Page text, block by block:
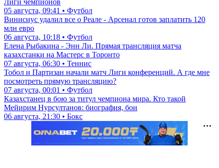
05 августа, 09:41 • Футбол
Винисиус удалил все о Реале - Арсенал готов заплатить 120
млн евро
06 августа, 10:18 • Футбол
Елена Рыбакина - Энн Ли. Прямая трансляция матча
казахстанки на Мастерс в Торонто
07 августа, 06:30 • Теннис
Тобол и Партизан начали матч Лиги конференций. А где мне
посмотреть прямую трансляцию?
07 августа, 00:01 • Футбол
Казахстанец в бою за титул чемпиона мира. Кто такой
Мейирим Нурсултанов: биография, бои
06 августа, 21:30 • Бокс